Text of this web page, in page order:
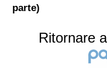
parte)
Ritornare